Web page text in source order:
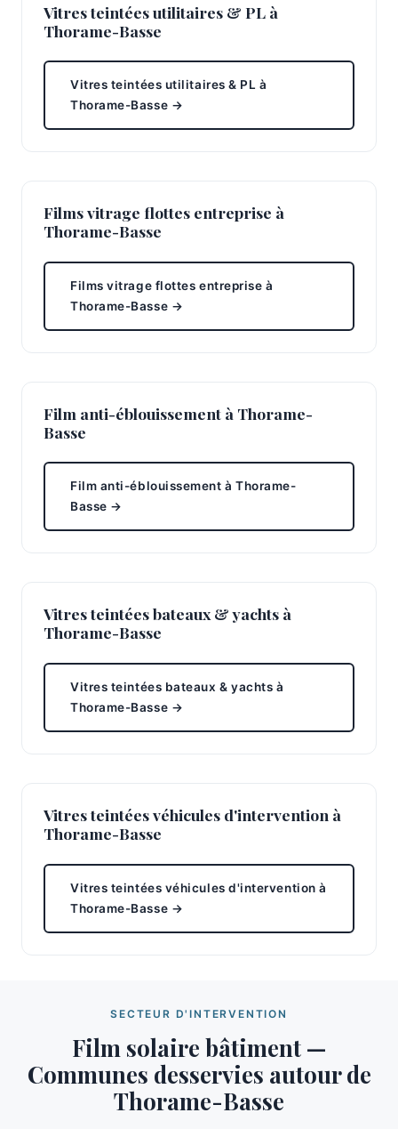
Vitres teintées utilitaires & PL à
Thorame-Basse
Vitres teintées utilitaires & PL à
Thorame-Basse →
Films vitrage flottes entreprise à
Thorame-Basse
Films vitrage flottes entreprise à
Thorame-Basse →
Film anti-éblouissement à Thorame-
Basse
Film anti-éblouissement à Thorame-
Basse →
Vitres teintées bateaux & yachts à
Thorame-Basse
Vitres teintées bateaux & yachts à
Thorame-Basse →
Vitres teintées véhicules d'intervention à
Thorame-Basse
Vitres teintées véhicules d'intervention à
Thorame-Basse →
SECTEUR D'INTERVENTION
Film solaire bâtiment —
Communes desservies autour de
Thorame-Basse